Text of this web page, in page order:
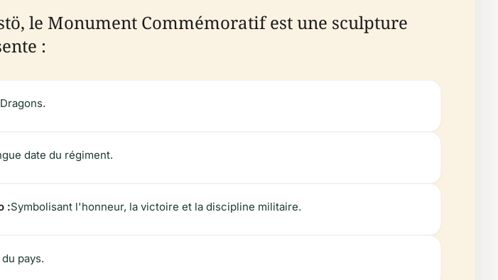
le Monument Commémoratif est une sculpture
:
date du régiment.
:Symbolisant l'honneur, la victoire et la discipline militaire.
pays.